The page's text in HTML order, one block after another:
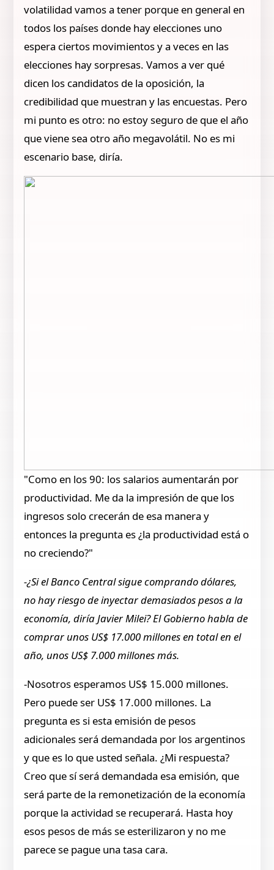
volatilidad vamos a tener porque en general en
todos los países donde hay elecciones uno
espera ciertos movimientos y a veces en las
elecciones hay sorpresas. Vamos a ver qué
dicen los candidatos de la oposición, la
credibilidad que muestran y las encuestas. Pero
mi punto es otro: no estoy seguro de que el año
que viene sea otro año megavolátil. No es mi
escenario base, diría.
"Como en los 90: los salarios aumentarán por
productividad. Me da la impresión de que los
ingresos solo crecerán de esa manera y
entonces la pregunta es ¿la productividad está o
no creciendo?"
-¿Si el Banco Central sigue comprando dólares,
no hay riesgo de inyectar demasiados pesos a la
economía, diría Javier Milei? El Gobierno habla de
comprar unos US$ 17.000 millones en total en el
año, unos US$ 7.000 millones más.
-Nosotros esperamos US$ 15.000 millones.
Pero puede ser US$ 17.000 millones. La
pregunta es si esta emisión de pesos
adicionales será demandada por los argentinos
y que es lo que usted señala. ¿Mi respuesta?
Creo que sí será demandada esa emisión, que
será parte de la remonetización de la economía
porque la actividad se recuperará. Hasta hoy
esos pesos de más se esterilizaron y no me
parece se pague una tasa cara.